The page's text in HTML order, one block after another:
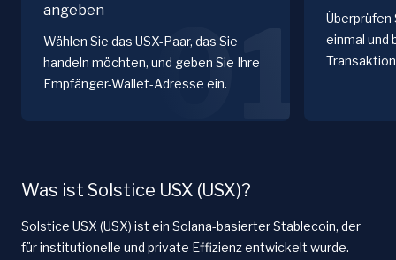
angeben
Wählen Sie das USX-Paar, das Sie
handeln möchten, und geben Sie Ihre
Empfänger-Wallet-Adresse ein.
01
Überprüfen
einmal und
Was ist Solstice USX (USX)?
Solstice USX (USX) ist ein Solana-basierter Stablecoin, der
für institutionelle und private Effizienz entwickelt wurde.